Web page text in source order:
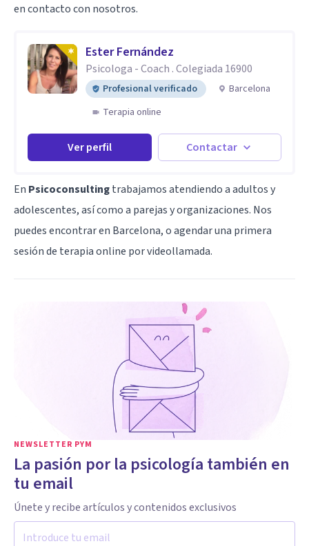
en contacto con nosotros.
Ester Fernández
Psicologa - Coach . Colegiada 16900
Profesional verificado
Barcelona
Terapia online
Ver perfil Contactar
En Psicoconsultingtrabajamos atendiendo a adultos y
adolescentes, así como a parejas y organizaciones. Nos
puedes encontrar en Barcelona, o agendar una primera
sesión de terapia online por videollamada.
NEWSLETTER PYM
La pasión por la psicología también en
tu email
Únete y recibe artículos y contenidos exclusivos